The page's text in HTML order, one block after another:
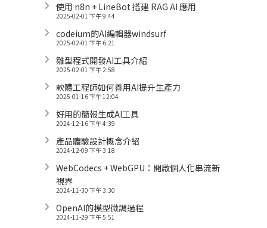
使用 n8n + LineBot 搭建 RAG AI 應用
2025-02-01 下午 9:44
codeium的AI編輯器windsurf
2025-02-01 下午 6:21
雛型程式開發AI工具介紹
2025-02-01 下午 2:58
軟體工程師如何善用AI提升生產力
2025-01-16 下午 12:04
好用的簡報生成AI工具
2024-12-16 下午 4:39
產品體驗設計概念介紹
2024-12-09 下午 3:18
WebCodecs + WebGPU：開啟個人化串流新
視界
2024-11-30 下午 3:30
OpenAI的模型微調過程
2024-11-29 下午 5:51